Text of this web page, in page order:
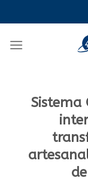
to
Sistema